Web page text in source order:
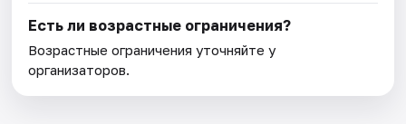
Есть ли возрастные ограничения?
Возрастные ограничения уточняйте у
организаторов.